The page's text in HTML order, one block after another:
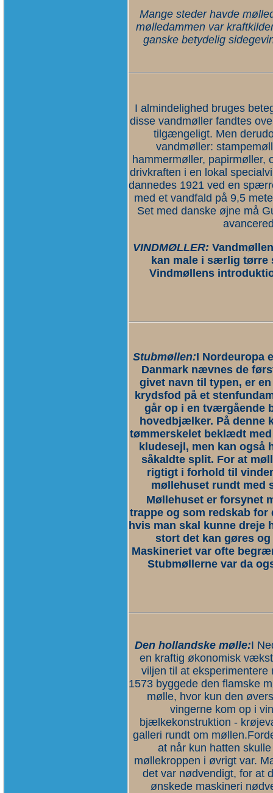
Mange steder havde
mølledammen var
ganske betydelig
I almindelighed bruges
disse vandmøller fandtes
tilgængeligt. Men
vandmøller:
hammermøller, papirmøller,
drivkraften i en lokal
dannedes 1921 ved en
med et vandfald på 9,5
Set med danske øjne må
VINDMØLLER:
kan male i særlig tørre
Vindmøllens
Stubmøllen:I Nordeuropa
Danmark nævnes de
givet navn til typen, er
krydsfod på et
går op i en tværgående
hovedbjælker. På denne
tømmerskelet beklædt
kludesejl, men kan også
såkaldte split. For at
rigtigt i forhold til
møllehuset rundt med
Møllehuset er forsynet
trappe og som redskab for
hvis man skal kunne dreje
stort det kan gøres
Maskineriet var ofte
Stubmøllerne var da
Den hollandske mølle:I
en kraftig økonomisk
viljen til at
1573 byggede den flamske
mølle, hvor kun den
vingerne kom op i
bjælkekonstruktion -
galleri rundt om
at når kun hatten
møllekroppen i øvrigt var.
det var nødvendigt, for at
ønskede maskineri